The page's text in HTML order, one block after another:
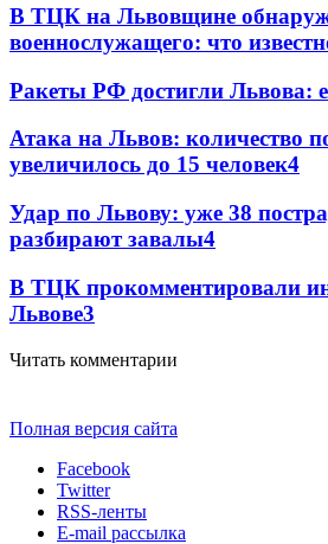
В ТЦК на Львовщине
военнослужащего: что
Ракеты РФ достигли Львова:
Атака на Львов: количество
увеличилось до 15 человек4
Удар по Львову: уже 38
разбирают завалы4
В ТЦК прокомментировали
Львове3
Читать комментарии
Полная версия сайта
Facebook
Twitter
RSS-ленты
E-mail рассылка